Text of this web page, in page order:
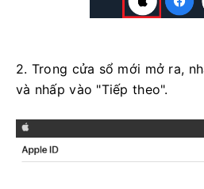
2. Trong cửa sổ mới mở ra,
và nhấp vào "Tiếp theo".